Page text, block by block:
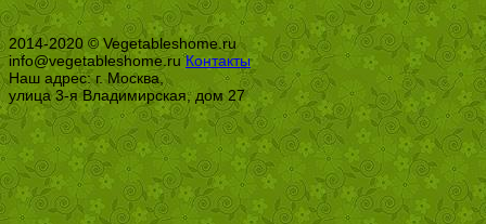
2014-2020 © Vegetableshome.ru
info@vegetableshome.ruКонтакты
Наш адрес: г. Москва,
улица 3-я Владимирская, дом 27